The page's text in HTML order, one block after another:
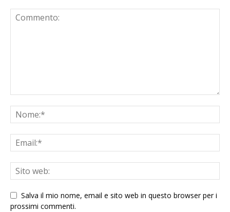
Salva il mio nome, email e sito web in questo browser per i
prossimi commenti.